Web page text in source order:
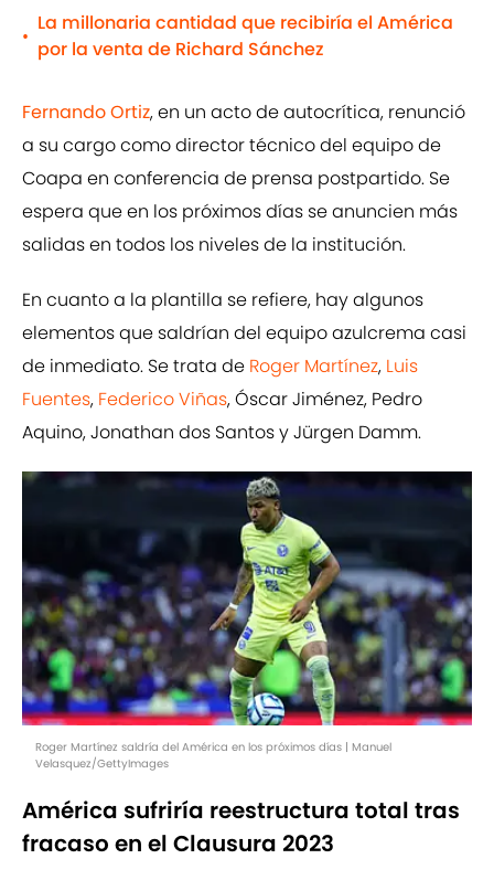
•
La millonaria cantidad que recibiría el América
por la venta de Richard Sánchez
Fernando Ortiz, en un acto de autocrítica, renunció
a su cargo como director técnico del equipo de
Coapa en conferencia de prensa postpartido. Se
espera que en los próximos días se anuncien más
salidas en todos los niveles de la institución.
En cuanto a la plantilla se refiere, hay algunos
elementos que saldrían del equipo azulcrema casi
de inmediato. Se trata de Roger Martínez, Luis
Fuentes, Federico Viñas, Óscar Jiménez, Pedro
Aquino, Jonathan dos Santos y Jürgen Damm.
Roger Martínez saldría del América en los próximos días | Manuel
Velasquez/GettyImages
América sufriría reestructura total tras
fracaso en el Clausura 2023